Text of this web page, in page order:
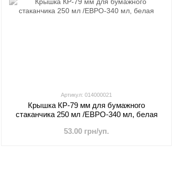
Артикул: 014000021
Крышка КР-79 мм для бумажного
стаканчика 250 мл /ЕВРО-340 мл, белая
53.00 грн/уп.